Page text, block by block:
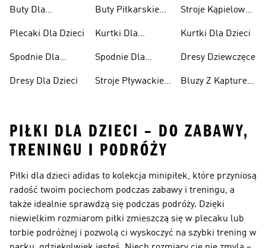
Buty Dla
Plecaki Dla Dzieci
Spodnie Dla
Dresy Dla Dzieci
Buty Piłkarskie
Kurtki Dla
Spodnie Dla
Stroje Pływackie
Stroje Kąpielowe
Kurtki Dla Dzieci
Dresy Dziewczęce
Bluzy Z Kapturem
PIŁKI DLA DZIECI – DO ZABAWY,
TRENINGU I PODRÓŻY
Piłki dla dzieci adidas to kolekcja minipiłek, które przyniosą
radość twoim pociechom podczas zabawy i treningu, a
także idealnie sprawdzą się podczas podróży. Dzięki
niewielkim rozmiarom piłki zmieszczą się w plecaku lub
torbie podróżnej i pozwolą ci wyskoczyć na szybki trening w